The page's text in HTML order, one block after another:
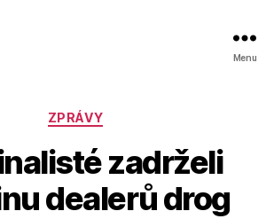
Menu
Rubriky
ZPRÁVY
zadrželi
dealerů drog
u
o